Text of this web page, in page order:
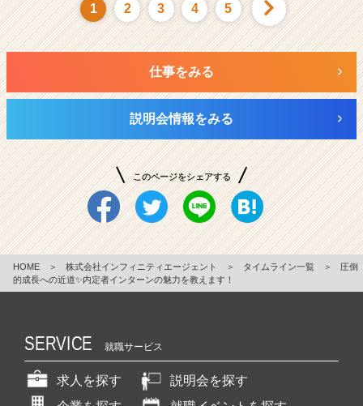
1 2 3 4 5
仕事をみる
説明会情報をみる
このページをシェアする
HOME ＞ 株式会社インフィニティエージェント ＞ タイムライン一覧 ＞
圧倒
的成長への近道✨内定者インターンの魅力を教えます！
SERVICE 就職サービス
求人を探す
説明会を探す